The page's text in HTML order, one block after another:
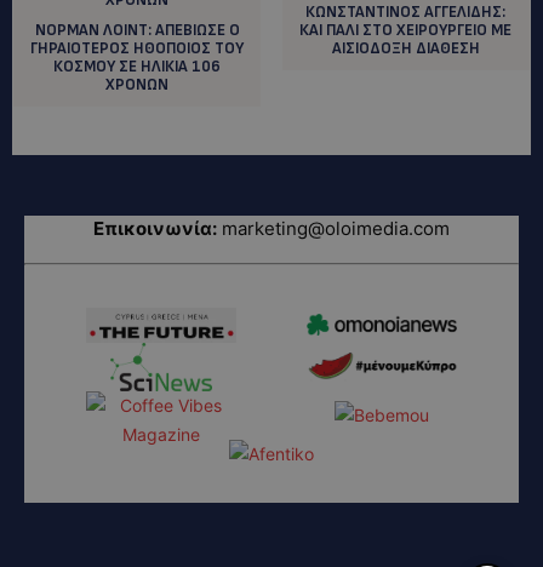
ΝΟΡΜΑΝ ΛΟΙΝΤ: ΑΠΕΒΙΩΣΕ Ο
ΓΗΡΑΙΟΤΕΡΟΣ ΗΘΟΠΟΙΟΣ ΤΟΥ
ΚΟΣΜΟΥ ΣΕ ΗΛΙΚΙΑ 106
ΧΡΟΝΩΝ
ΚΩΝΣΤΑΝΤΙΝΟΣ ΑΓΓΕΛΙΔΗΣ:
ΚΑΙ ΠΑΛΙ ΣΤΟ ΧΕΙΡΟΥΡΓΕΙΟ ΜΕ
ΑΙΣΙΟΔΟΞΗ ΔΙΑΘΕΣΗ
Επικοινωνία: marketing@oloimedia.com